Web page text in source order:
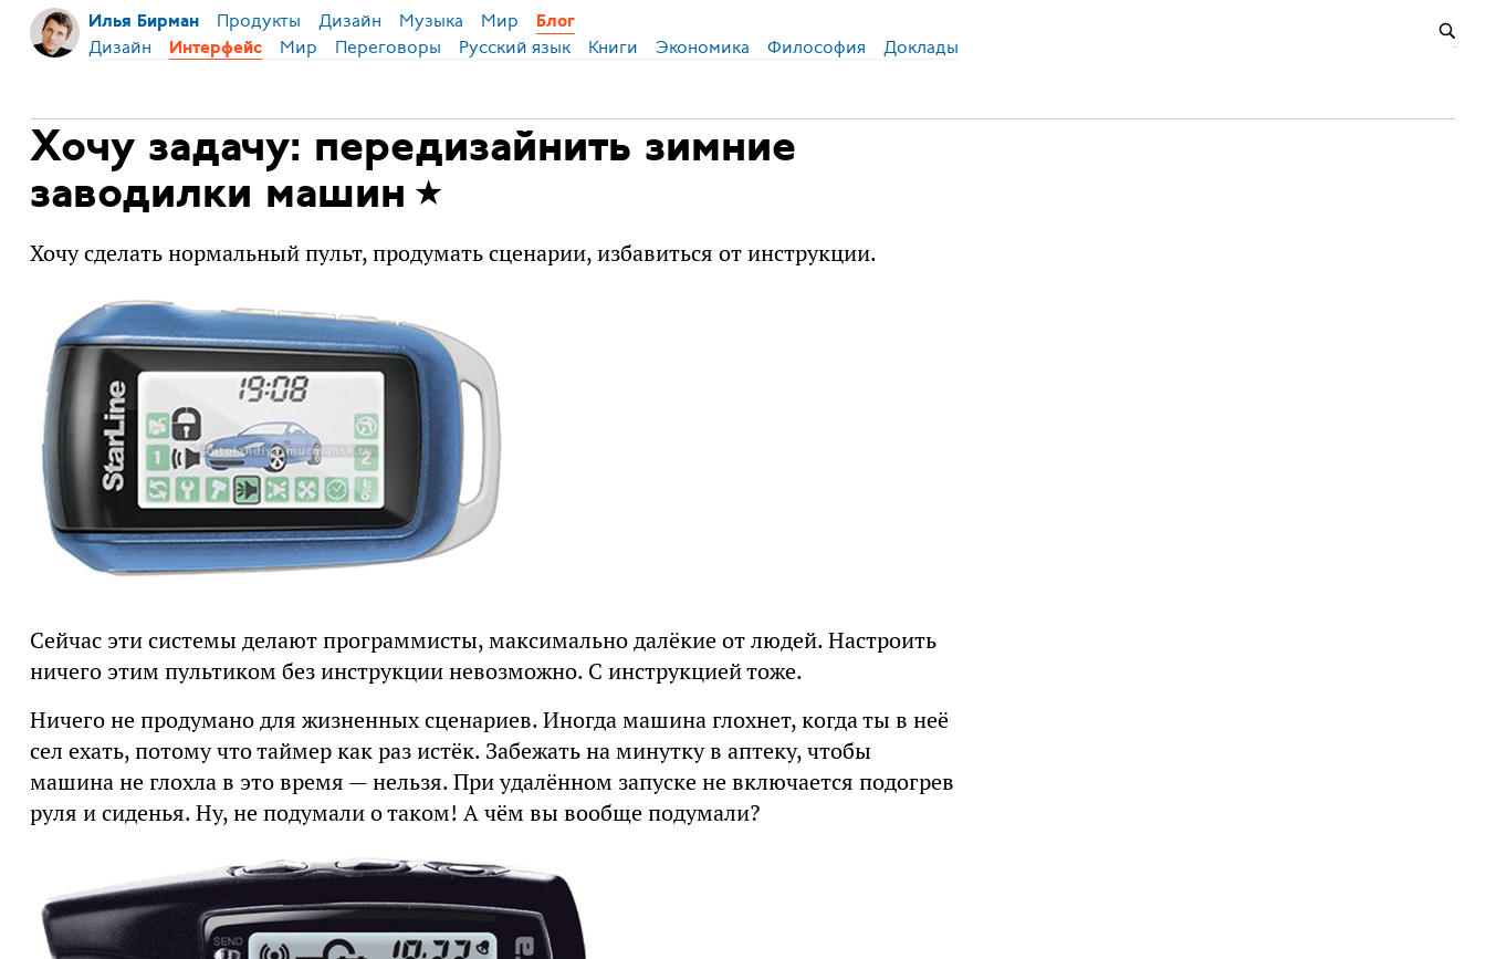
Илья Бирман Продукты Дизайн Музыка Мир Блог
Дизайн Интерфейс Мир Переговоры Русский язык Книги Экономика Философия Доклады
Хочу задачу: передизайнить зимние
заводилки машин
Хочу сделать нормальный пульт, продумать сценарии, избавиться от инструкции.
Сейчас эти системы делают программисты, максимально далёкие от людей. Настроить
ничего этим пультиком без инструкции невозможно. С инструкцией тоже.
Ничего не продумано для жизненных сценариев. Иногда машина глохнет, когда ты в неё
сел ехать, потому что таймер как раз истёк. Забежать на минутку в аптеку, чтобы
машина не глохла в это время — нельзя. При удалённом запуске не включается подогрев
руля и сиденья. Ну, не подумали о таком! А чём вы вообще подумали?